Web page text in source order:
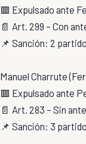
🟥 Expulsado ante
📄 Art. 299 – Con
📌 Sanción: 2
Manuel Charrute
🟥 Expulsado ante
📄 Art. 283 – Sin
📌 Sanción: 3